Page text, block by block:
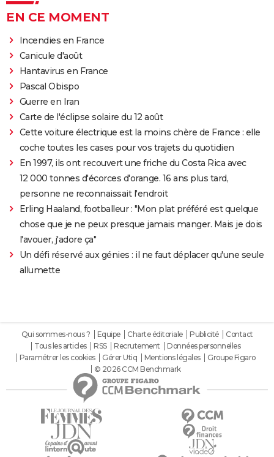
EN CE MOMENT
Incendies en France
Canicule d'août
Hantavirus en France
Pascal Obispo
Guerre en Iran
Carte de l'éclipse solaire du 12 août
Cette voiture électrique est la moins chère de France : elle
coche toutes les cases pour vos trajets du quotidien
En 1997, ils ont recouvert une friche du Costa Rica avec
12 000 tonnes d'écorces d'orange. 16 ans plus tard,
personne ne reconnaissait l'endroit
Erling Haaland, footballeur : "Mon plat préféré est quelque
chose que je ne peux presque jamais manger. Mais je dois
l'avouer, j'adore ça"
Un défi réservé aux génies : il ne faut déplacer qu'une seule
allumette
Qui sommes-nous ? Equipe Charte éditoriale Publicité
Contact
Tous les articles
RSS Recrutement
Données personnelles
Paramétrer les cookies
Gérer Utiq Mentions légales
Groupe Figaro
© 2026 CCM Benchmark